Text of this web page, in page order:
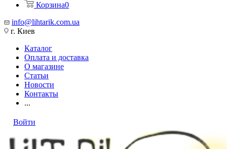
Корзина0
info@lihtarik.com.ua
г. Киев
Каталог
Оплата и доставка
О магазине
Статьи
Новости
Контакты
...
Войти